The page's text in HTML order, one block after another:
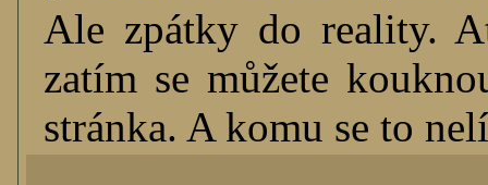
Ale zpátky do reality.
zatím se můžete
stránka. A komu se to